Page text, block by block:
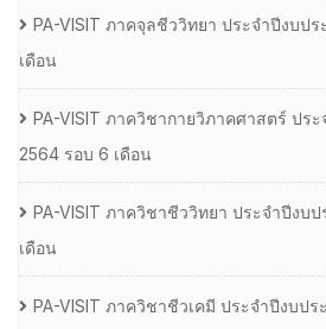
PA-VISIT ภาคจุลชีววิทยา ประจำปีงบป
เดือน
PA-VISIT ภาควิชากายวิภาคศาสตร์ ปร
2564 รอบ 6 เดือน
PA-VISIT ภาควิชาชีววิทยา ประจำปีงบ
เดือน
PA-VISIT ภาควิชาชีวเคมี ประจำปีงบป